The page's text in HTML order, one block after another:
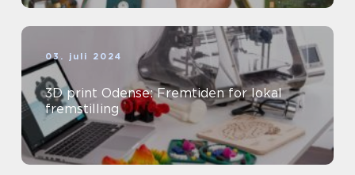
03. juli 2024
3D print Odense: Fremtiden for lokal
fremstilling